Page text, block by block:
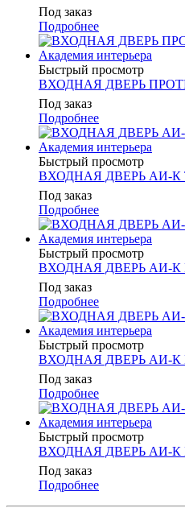
Под заказ
Подробнее
Быстрый просмотр
ВХОДНАЯ ДВЕРЬ
Под заказ
Подробнее
Быстрый просмотр
ВХОДНАЯ ДВЕРЬ АИ-К
Под заказ
Подробнее
Быстрый просмотр
ВХОДНАЯ ДВЕРЬ АИ-К
Под заказ
Подробнее
Быстрый просмотр
ВХОДНАЯ ДВЕРЬ АИ-К
Под заказ
Подробнее
Быстрый просмотр
ВХОДНАЯ ДВЕРЬ АИ-К
Под заказ
Подробнее